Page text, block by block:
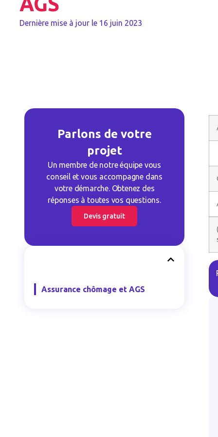
Dernière mise à jour le 16 juin 2023
Parlons de votre
projet
Un membre de notre équipe vous
conseil et vous accompagne dans
votre démarche. Obtenez des
réponses à toutes vos questions.
Devis gratuit
Assurance chômage et AGS